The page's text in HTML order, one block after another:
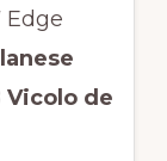
Edge
Vicolo de